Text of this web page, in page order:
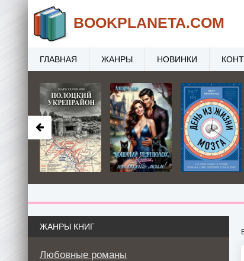
ЖАНРЫ КНИГ
Любовные романы
BOOKPLANETA.COM
ГЛАВНАЯ ЖАНРЫ НОВИНКИ